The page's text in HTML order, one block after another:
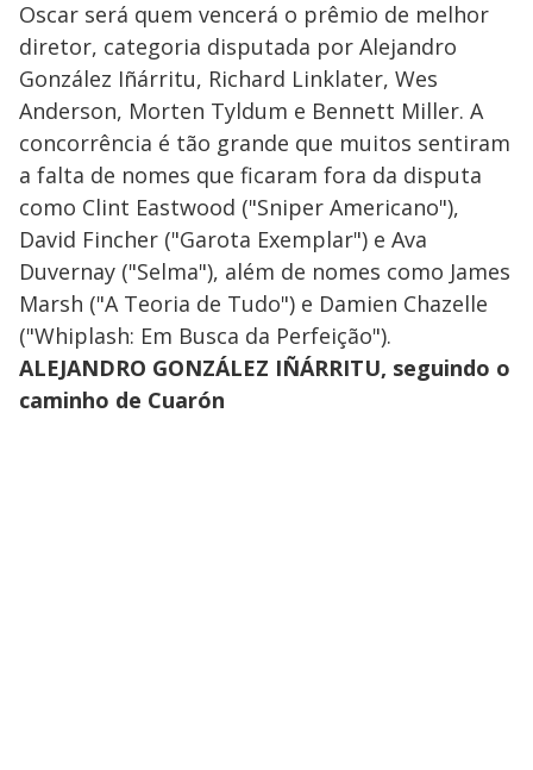
Oscar será quem vencerá o prêmio de melhor
diretor, categoria disputada por Alejandro
González Iñárritu, Richard Linklater, Wes
Anderson, Morten Tyldum e Bennett Miller. A
concorrência é tão grande que muitos sentiram
a falta de nomes que ficaram fora da disputa
como Clint Eastwood ("Sniper Americano"),
David Fincher ("Garota Exemplar") e Ava
Duvernay ("Selma"), além de nomes como James
Marsh ("A Teoria de Tudo") e Damien Chazelle
("Whiplash: Em Busca da Perfeição").
ALEJANDRO GONZÁLEZ IÑÁRRITU, seguindo o
caminho de Cuarón